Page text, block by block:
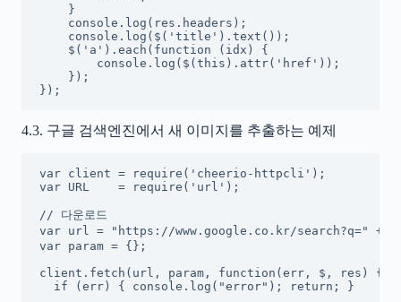
    }
    console.log(res.headers);
    console.log($('title').text());
    $('a').each(function (idx) {
        console.log($(this).attr('href'));
    });
});
4.3. 구글 검색엔진에서 새 이미지를 추출하는 예제
var client = require('cheerio-httpcli');
var URL    = require('url');
// 다운로드
var url = "https://www.google.co.kr/search?q=" +
var param = {};
client.fetch(url, param, function(err, $, res) {
  if (err) { console.log("error"); return; }